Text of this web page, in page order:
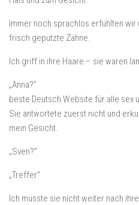
Immer noch sprachlos erfühlten
frisch geputzte Zähne.
Ich griff in ihre Haare – sie waren
„Anna?”
beste Deutsch Website für alle sex
Sie antwortete zuerst nicht und
mein Gesicht.
„Sven?”
„Treffer”
Ich musste sie nicht weiter nach